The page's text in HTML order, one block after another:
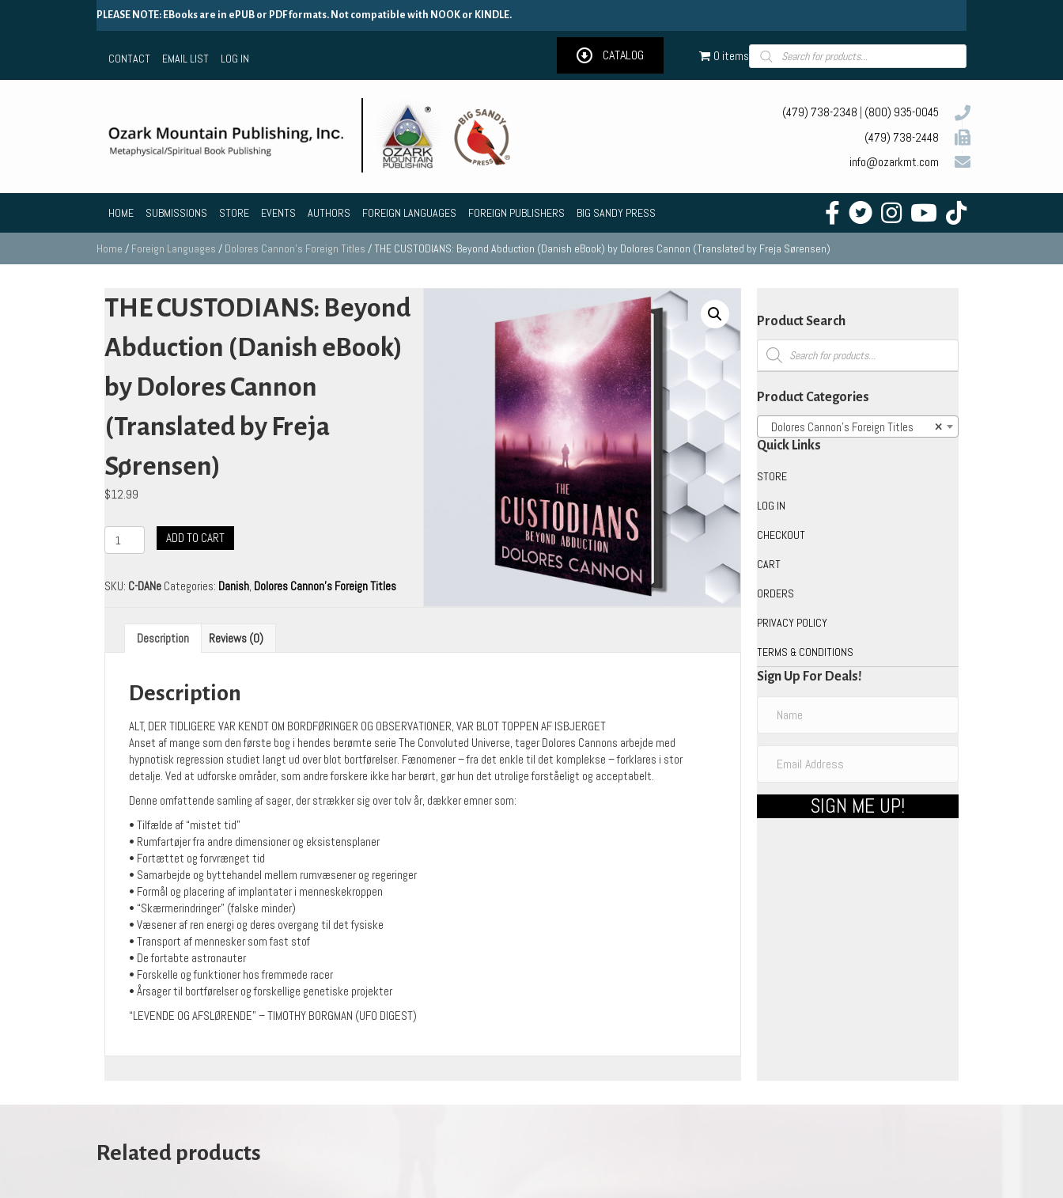
PLEASE NOTE: EBooks are in ePUB or PDF formats. Not compatible with NOOK or KINDLE.
CONTACT EMAIL LIST LOG IN CATALOG 0 itemsProducts
search
(479) 738-2348 (800) 935-0045
(479) 738-2448
info@ozarkmt.com
HOME SUBMISSIONS STORE EVENTS AUTHORS FOREIGN LANGUAGES FOREIGN PUBLISHERS BIG SANDY PRESS
Home / Foreign Languages / Dolores Cannon's Foreign Titles / THE CUSTODIANS: Beyond Abduction (Danish eBook) by Dolores Cannon (Translated by Freja Sørensen)
THE CUSTODIANS: Beyond
Abduction (Danish eBook)
by Dolores Cannon
(Translated by Freja
Sørensen)
$12.99
THE
CUSTODIANS:
Abduction
Dolores
(Translated
Sørensen)
quantity
ADD TO CART
SKU: C-DANe Categories: Danish, Dolores Cannon's Foreign Titles
Description Reviews (0)
Description
ALT, DER TIDLIGERE VAR KENDT OM BORDFØRINGER OG OBSERVATIONER, VAR BLOT TOPPEN AF ISBJERGET
Anset af mange som den første bog i hendes berømte serie The Convoluted Universe, tager Dolores Cannons arbejde med
hypnotisk regression studiet langt ud over blot bortførelser. Fænomener – fra det enkle til det komplekse – forklares i stor
detalje. Ved at udforske områder, som andre forskere ikke har berørt, gør hun det utrolige forståeligt og acceptabelt.
Denne omfattende samling af sager, der strækker sig over tolv år, dækker emner som:
• Tilfælde af “mistet tid”
• Rumfartøjer fra andre dimensioner og eksistensplaner
• Fortættet og forvrænget tid
• Samarbejde og byttehandel mellem rumvæsener og regeringer
• Formål og placering af implantater i menneskekroppen
• “Skærmerindringer” (falske minder)
• Væsener af ren energi og deres overgang til det fysiske
• Transport af mennesker som fast stof
• De fortabte astronauter
• Forskelle og funktioner hos fremmede racer
• Årsager til bortførelser og forskellige genetiske projekter
“LEVENDE OG AFSLØRENDE” – TIMOTHY BORGMAN (UFO DIGEST)
Product Search
Products
search
Product Categories
×
Dolores Cannon’s Foreign Titles
Quick Links
STORE
LOG IN
CHECKOUT
CART
ORDERS
PRIVACY POLICY
TERMS & CONDITIONS
Sign Up For Deals!
SIGN ME UP!
Related products